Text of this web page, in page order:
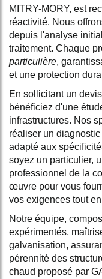
MITRY-MORY, est
réactivité. Nous
depuis l'analyse
traitement. Chaque
particulière,
et une protection
En sollicitant un
bénéficiez d'une
infrastructures. Nos
réaliser un
adapté aux
soyez un particulier,
professionnel de la
œuvre pour vous
vos exigences tout
Notre équipe,
expérimentés,
galvanisation,
pérennité des
chaud proposé par